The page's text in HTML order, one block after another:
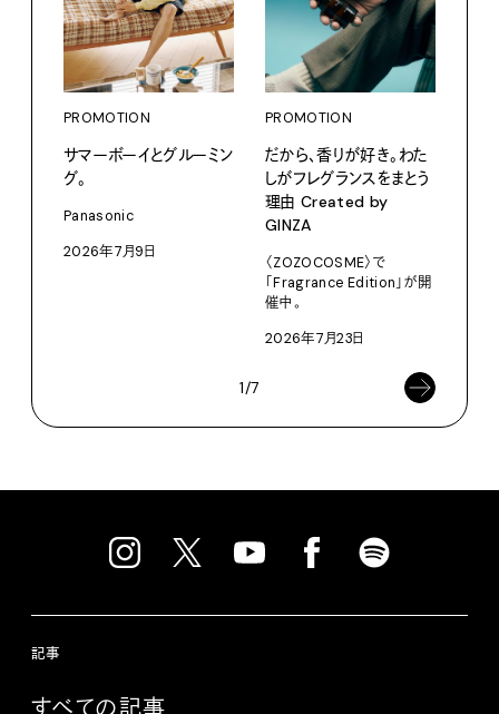
PROMOTION
サマーボーイとグルーミン
グ。
Panasonic
2026年7月9日
PROMOTION
だから、香りが好き。わた
しがフレグランスをまとう
理由 Created by
GINZA
〈ZOZOCOSME〉で
「Fragrance Edition」が開
催中。
2026年7月23日
1/7
記事
すべての記事